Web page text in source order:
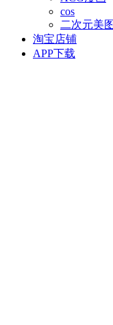
cos
二次元美图
淘宝店铺
APP下载